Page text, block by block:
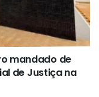
mandado de
de Justiça na